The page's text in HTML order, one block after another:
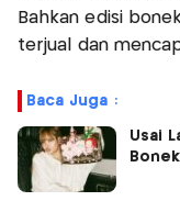
Bahkan edisi
terjual dan
Baca Juga :
Usai